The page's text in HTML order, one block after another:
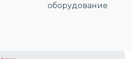
оборудование